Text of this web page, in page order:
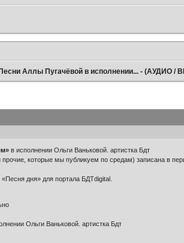
Аллы Пугачёвой в исполнении... - (АУДИО /
в исполнении Ольги Ваньковой. артистка Бдт
которые мы публикуем по средам) записана в
дня» для портала БДТdigital.
Ольги Ваньковой. артистка Бдт